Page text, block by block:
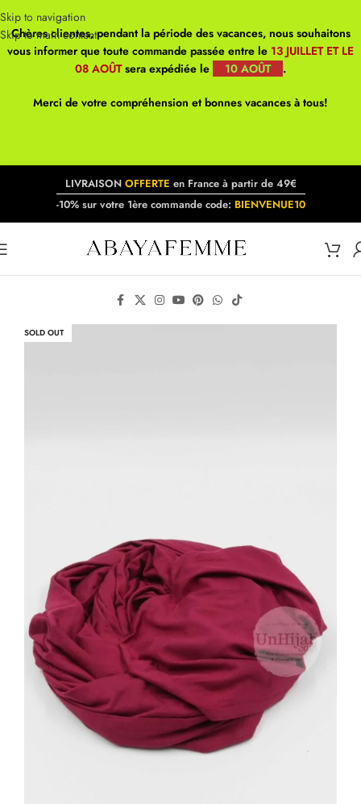
Skip to navigation
Skip to main content
Chères clientes, pendant la période des vacances, nous souhaitons
vous informer que toute commande passée entre le 13 JUILLET ET LE
08 AOÛTsera expédiée le 10 AOÛT .
Merci de votre compréhension et bonnes vacances à tous!
LIVRAISON OFFERTE en France à partir de 49€
-10% sur votre 1ère commande code: BIENVENUE10
SOLD OUT